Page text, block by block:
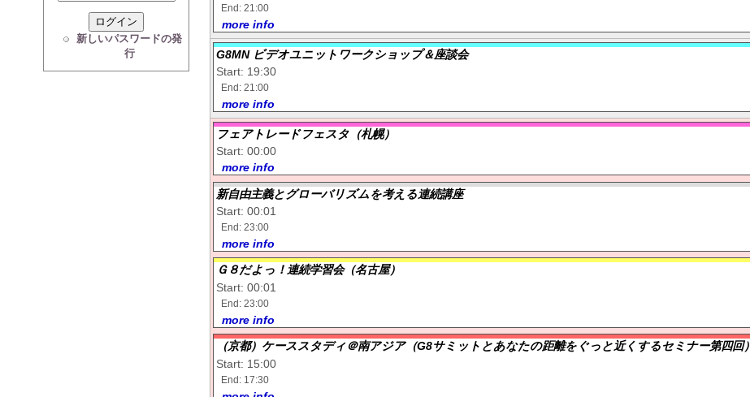
新しいパスワードの発
行
End: 21:00
more info
G8MN ビデオユニットワークショップ＆座談会
Start: 19:30
End: 21:00
more info
フェアトレードフェスタ（札幌）
Start: 00:00
more info
新自由主義とグローバリズムを考える連続講座
Start: 00:01
End: 23:00
more info
Ｇ８だよっ！連続学習会（名古屋）
Start: 00:01
End: 23:00
more info
（京都）ケーススタディ＠南アジア（G8サミットとあなたの距離をぐっと近くするセミナー第四回）
Start: 15:00
End: 17:30